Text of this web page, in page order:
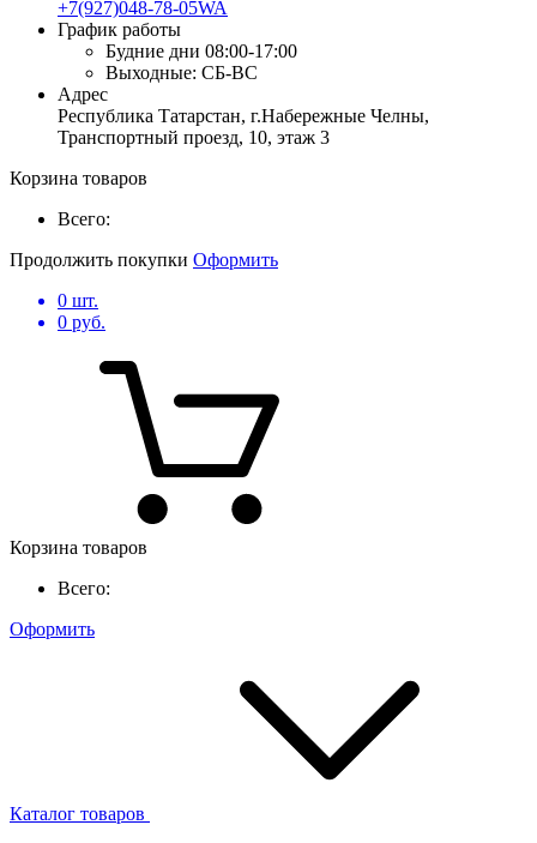
+7(927)048-78-05WA
График работы
Будние дни 08:00-17:00
Выходные: СБ-ВС
Адрес
Республика Татарстан, г.Набережные Челны,
Транспортный проезд, 10, этаж 3
Корзина товаров
Всего:
Продолжить покупки Оформить
0 шт.
0 руб.
Корзина товаров
Всего:
Оформить
Каталог товаров